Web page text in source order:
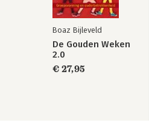
Boaz Bijleveld
De Gouden Weken
2.0
€ 27,95